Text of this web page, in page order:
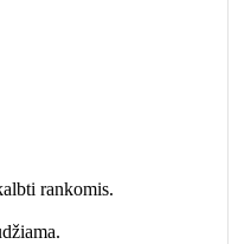
rankomis.